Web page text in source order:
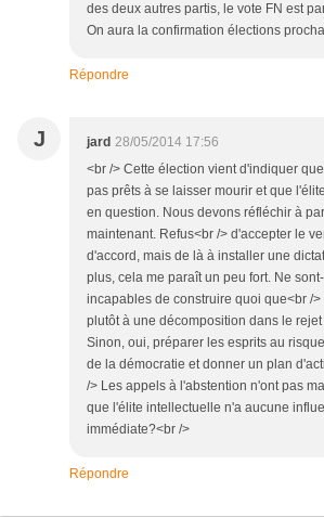
des deux autres partis, le vote FN est
On aura la confirmation élections
Répondre
J jard 28/05/2014 17:56
<br /> Cette élection vient d'indiquer
pas prêts à se laisser mourir et que
en question. Nous devons réfléchir à
maintenant. Refus<br /> d'accepter le
d'accord, mais de là à installer une
plus, cela me paraît un peu fort. Ne
incapables de construire quoi que<br />
plutôt à une décomposition dans le
Sinon, oui, préparer les esprits au
de la démocratie et donner un plan
/> Les appels à l'abstention n'ont pas
que l'élite intellectuelle n'a aucune
immédiate?<br />
Répondre